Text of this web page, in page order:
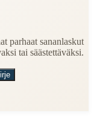
parhaat sananlaskut
tai säästettäväksi.